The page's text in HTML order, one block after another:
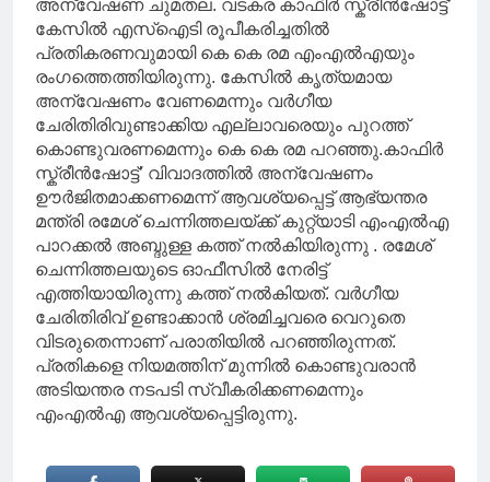
അന്വേഷണ ചുമതല. വടകര കാഫിർ സ്ക്രീൻഷോട്ട്’
കേസിൽ എസ്ഐടി രൂപീകരിച്ചതിൽ
പ്രതികരണവുമായി കെ കെ രമ എംഎൽഎയും
രംഗത്തെത്തിയിരുന്നു. കേസിൽ കൃത്യമായ
അന്വേഷണം വേണമെന്നും വർ​ഗീയ
ചേരിതിരിവുണ്ടാക്കിയ എല്ലാവരെയും പുറത്ത്
കൊണ്ടുവരണമെന്നും കെ കെ രമ പറഞ്ഞു.കാഫിർ
സ്ക്രീൻഷോട്ട്’ വിവാദത്തിൽ അന്വേഷണം
ഊർജിതമാക്കണമെന്ന് ആവശ്യപ്പെട്ട് ആഭ്യന്തര
മന്ത്രി രമേശ് ചെന്നിത്തലയ്ക്ക് കുറ്റ്യാടി എംഎൽഎ
പാറക്കൽ അബ്ദുള്ള കത്ത് നൽകിയിരുന്നു . രമേശ്
ചെന്നിത്തലയുടെ ഓഫീസിൽ നേരിട്ട്
എത്തിയായിരുന്നു കത്ത് നൽകിയത്. വർഗീയ
ചേരിതിരിവ് ഉണ്ടാക്കാൻ ശ്രമിച്ചവരെ വെറുതെ
വിടരുതെന്നാണ് പരാതിയിൽ പറഞ്ഞിരുന്നത്.
പ്രതികളെ നിയമത്തിന് മുന്നിൽ കൊണ്ടുവരാൻ
അടിയന്തര നടപടി സ്വീകരിക്കണമെന്നും
എംഎൽഎ ആവശ്യപ്പെട്ടിരുന്നു.